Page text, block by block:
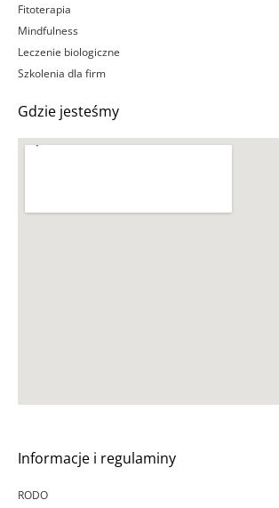
Fitoterapia
Mindfulness
Leczenie biologiczne
Szkolenia dla firm
Gdzie jesteśmy
Informacje i regulaminy
RODO